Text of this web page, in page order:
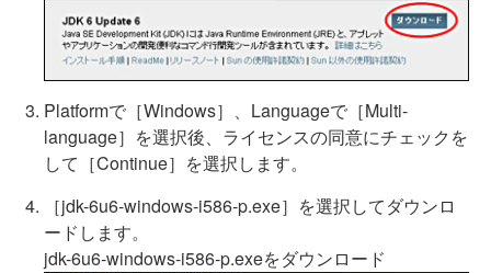
Platformで［Windows］、Languageで［Multi-
language］を選択後、ライセンスの同意にチェックを
して［Continue］を選択します。
［jdk-6u6-windows-i586-p.exe］を選択してダウンロ
ードします。
jdk-6u6-windows-i586-p.exeをダウンロード